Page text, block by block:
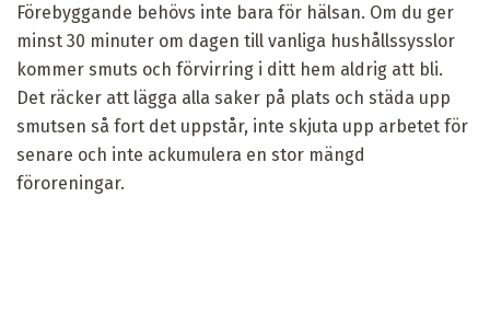
Förebyggande behövs inte bara för hälsan. Om du ger
minst 30 minuter om dagen till vanliga hushållssysslor
kommer smuts och förvirring i ditt hem aldrig att bli.
Det räcker att lägga alla saker på plats och städa upp
smutsen så fort det uppstår, inte skjuta upp arbetet för
senare och inte ackumulera en stor mängd
föroreningar.